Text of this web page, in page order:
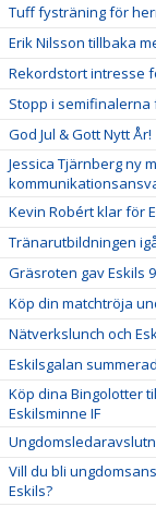
Tuff fysträning för
Erik Nilsson tillbaka
Rekordstort intresse
Stopp i semifinalerna
God Jul & Gott Nytt År!
Jessica Tjärnberg ny
Kevin Robért klar för
Tränarutbildningen
Gräsroten gav Eskils
Köp din matchtröja
Nätverkslunch och
Eskilsgalan
Köp dina Bingolotter
Eskilsminne IF
Vill du bli
Eskils?